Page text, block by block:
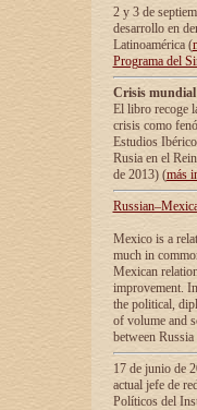
2 y 3 de
desarrollo en
Latinoamérica (
Programa del
Crisis
El libro recoge
crisis como
Estudios
Rusia en el
de 2013) (más
Mexico is a
much in
Mexican
improvement.
the political,
of volume and
between
17 de junio de
actual jefe de
Políticos del